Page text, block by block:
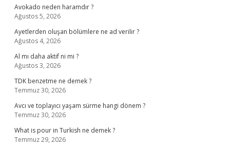
Avokado neden haramdır ?
Ağustos 5, 2026
Ayetlerden oluşan bölümlere ne ad verilir ?
Ağustos 4, 2026
Al mı daha aktif ni mi ?
Ağustos 3, 2026
TDK benzetme ne demek ?
Temmuz 30, 2026
Avcı ve toplayıcı yaşam sürme hangi dönem ?
Temmuz 30, 2026
What is pour in Turkish ne demek ?
Temmuz 29, 2026